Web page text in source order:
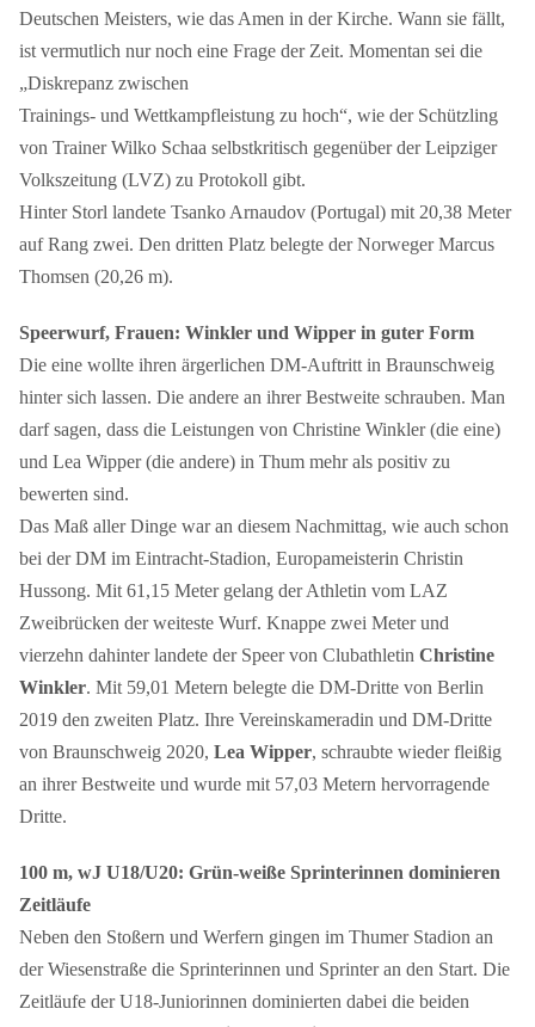
Deutschen Meisters, wie das Amen in der Kirche. Wann sie fällt,
ist vermutlich nur noch eine Frage der Zeit. Momentan sei die
„Diskrepanz zwischen
Trainings- und Wettkampfleistung zu hoch“, wie der Schützling
von Trainer Wilko Schaa selbstkritisch gegenüber der Leipziger
Volkszeitung (LVZ) zu Protokoll gibt.
Hinter Storl landete Tsanko Arnaudov (Portugal) mit 20,38 Meter
auf Rang zwei. Den dritten Platz belegte der Norweger Marcus
Thomsen (20,26 m).
Speerwurf, Frauen: Winkler und Wipper in guter Form
Die eine wollte ihren ärgerlichen DM-Auftritt in Braunschweig
hinter sich lassen. Die andere an ihrer Bestweite schrauben. Man
darf sagen, dass die Leistungen von Christine Winkler (die eine)
und Lea Wipper (die andere) in Thum mehr als positiv zu
bewerten sind.
Das Maß aller Dinge war an diesem Nachmittag, wie auch schon
bei der DM im Eintracht-Stadion, Europameisterin Christin
Hussong. Mit 61,15 Meter gelang der Athletin vom LAZ
Zweibrücken der weiteste Wurf. Knappe zwei Meter und
vierzehn dahinter landete der Speer von Clubathletin Christine
Winkler. Mit 59,01 Metern belegte die DM-Dritte von Berlin
2019 den zweiten Platz. Ihre Vereinskameradin und DM-Dritte
von Braunschweig 2020, Lea Wipper, schraubte wieder fleißig
an ihrer Bestweite und wurde mit 57,03 Metern hervorragende
Dritte.
100 m, wJ U18/U20: Grün-weiße Sprinterinnen dominieren
Zeitläufe
Neben den Stoßern und Werfern gingen im Thumer Stadion an
der Wiesenstraße die Sprinterinnen und Sprinter an den Start. Die
Zeitläufe der U18-Juniorinnen dominierten dabei die beiden